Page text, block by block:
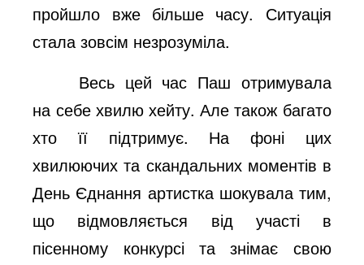
пройшло вже більше часу. Ситуація
стала зовсім незрозуміла.
Весь цей час Паш отримувала
на себе хвилю хейту. Але також багато
хто її підтримує. На фоні цих
хвилюючих та скандальних моментів в
День Єднання артистка шокувала тим,
що відмовляється від участі в
пісенному конкурсі та знімає свою